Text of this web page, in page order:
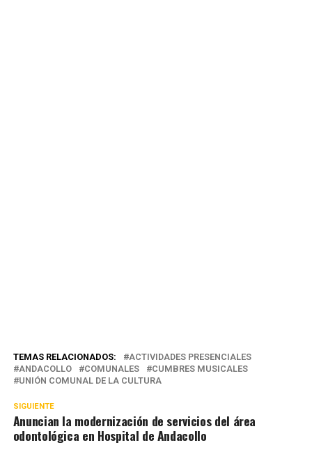
TEMAS RELACIONADOS:
ACTIVIDADES PRESENCIALES
ANDACOLLO
COMUNALES
CUMBRES MUSICALES
UNIÓN COMUNAL DE LA CULTURA
SIGUIENTE
Anuncian la modernización de servicios del área
odontológica en Hospital de Andacollo